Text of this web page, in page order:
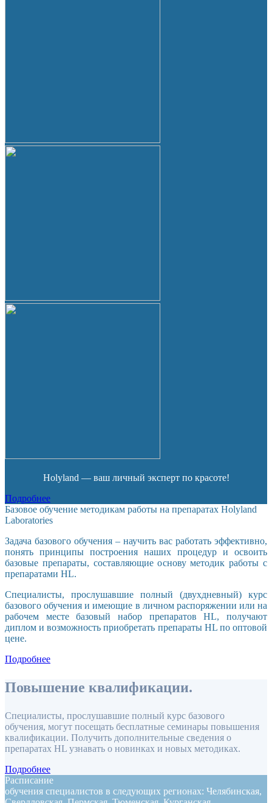
Holyland — ваш личный эксперт по красоте!
Подробнее
Базовое обучение методикам работы на препаратах Holyland
Laboratories
Задача базового обучения – научить вас работать эффективно,
понять принципы построения наших процедур и освоить
базовые препараты, составляющие основу методик работы с
препаратами HL.
Специалисты, прослушавшие полный (двухдневный) курс
базового обучения и имеющие в личном распоряжении или на
рабочем месте базовый набор препаратов HL, получают
диплом и возможность приобретать препараты HL по оптовой
цене.
Подробнее
Повышение квалификации.
Специалисты, прослушавшие полный курс базового
обучения, могут посещать бесплатные семинары повышения
квалификации. Получить дополнительные сведения о
препаратах HL узнавать о новинках и новых методиках.
Подробнее
Расписание
обучения специалистов в следующих регионах: Челябинская,